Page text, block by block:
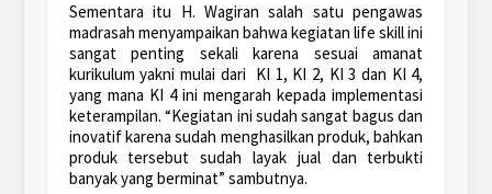
Sementara itu H. Wagiran salah satu pengawas
madrasah menyampaikan bahwa kegiatan life skill ini
sangat penting sekali karena sesuai amanat
kurikulum yakni mulai dari KI 1, KI 2, KI 3 dan KI 4,
yang mana KI 4 ini mengarah kepada implementasi
keterampilan. “Kegiatan ini sudah sangat bagus dan
inovatif karena sudah menghasilkan produk, bahkan
produk tersebut sudah layak jual dan terbukti
banyak yang berminat” sambutnya.